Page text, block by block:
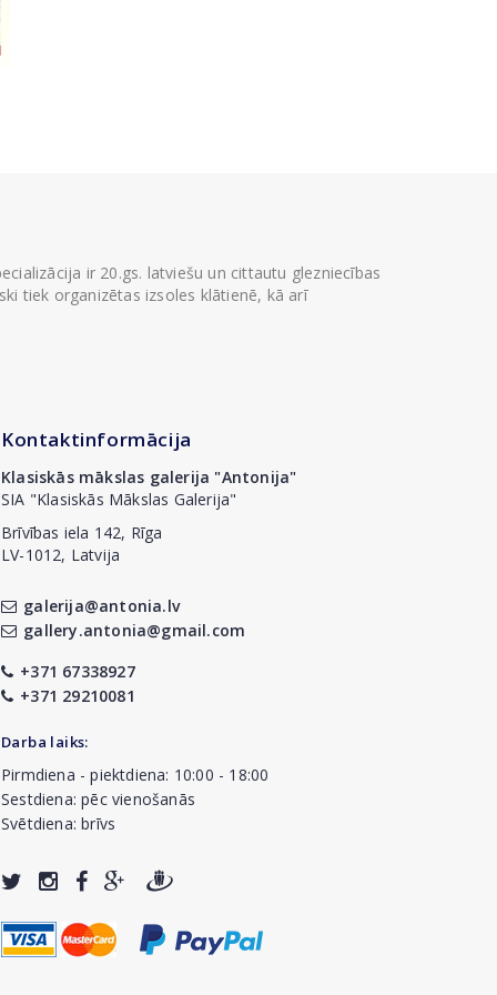
ir 20.gs. latviešu un cittautu glezniecības
tiek organizētas izsoles klātienē, kā arī
Kontaktinformācija
Klasiskās mākslas galerija "Antonija"
SIA "Klasiskās Mākslas Galerija"
Brīvības iela 142, Rīga
LV-1012, Latvija
galerija@antonia.lv
gallery.antonia@gmail.com
+371 67338927
+371 29210081
Darba laiks:
Pirmdiena - piektdiena: 10:00 - 18:00
Sestdiena: pēc vienošanās
Svētdiena: brīvs